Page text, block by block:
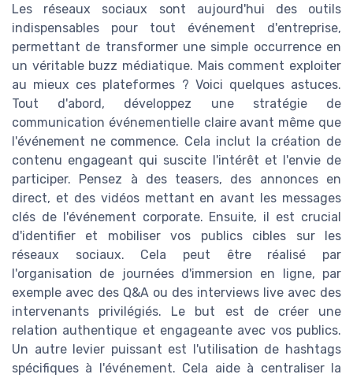
Les réseaux sociaux sont aujourd'hui des outils
indispensables pour tout événement d'entreprise,
permettant de transformer une simple occurrence en
un véritable buzz médiatique. Mais comment exploiter
au mieux ces plateformes ? Voici quelques astuces.
Tout d'abord, développez une stratégie de
communication événementielle claire avant même que
l'événement ne commence. Cela inclut la création de
contenu engageant qui suscite l'intérêt et l'envie de
participer. Pensez à des teasers, des annonces en
direct, et des vidéos mettant en avant les messages
clés de l'événement corporate. Ensuite, il est crucial
d'identifier et mobiliser vos publics cibles sur les
réseaux sociaux. Cela peut être réalisé par
l'organisation de journées d'immersion en ligne, par
exemple avec des Q&A ou des interviews live avec des
intervenants privilégiés. Le but est de créer une
relation authentique et engageante avec vos publics.
Un autre levier puissant est l'utilisation de hashtags
spécifiques à l'événement. Cela aide à centraliser la